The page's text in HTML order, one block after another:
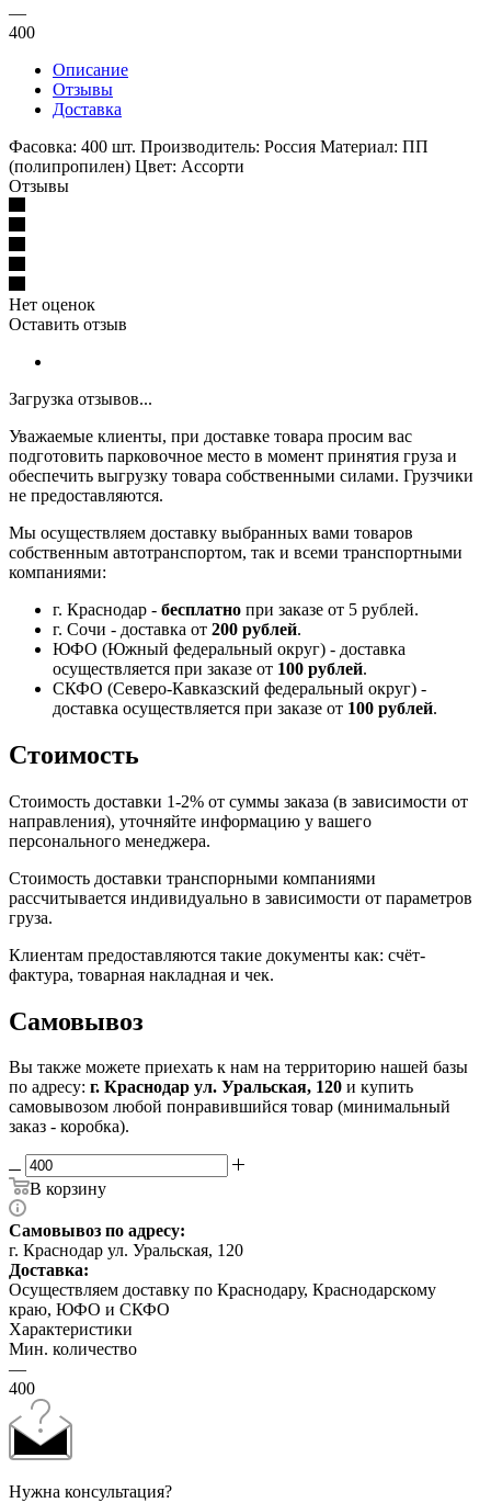
—
400
Описание
Отзывы
Доставка
Фасовка: 400 шт. Производитель: Россия Материал: ПП
(полипропилен) Цвет: Ассорти
Отзывы
Нет оценок
Оставить отзыв
Загрузка отзывов...
Уважаемые клиенты, при доставке товара просим вас
подготовить парковочное место в момент принятия груза и
обеспечить выгрузку товара собственными силами. Грузчики
не предоставляются.
Мы осуществляем доставку выбранных вами товаров
собственным автотранспортом, так и всеми транспортными
компаниями:
г. Краснодар - бесплатно при заказе от 5 рублей.
г. Сочи - доставка от 200 рублей.
ЮФО (Южный федеральный округ) - доставка
осуществляется при заказе от 100 рублей.
СКФО (Северо-Кавказский федеральный округ) -
доставка осуществляется при заказе от 100 рублей.
Стоимость
Стоимость доставки 1-2% от суммы заказа (в зависимости от
направления), уточняйте информацию у вашего
персонального менеджера.
Стоимость доставки транспорными компаниями
рассчитывается индивидуально в зависимости от параметров
груза.
Клиентам предоставляются такие документы как: счёт-
фактура, товарная накладная и чек.
Самовывоз
Вы также можете приехать к нам на территорию нашей базы
по адресу: г. Краснодар ул. Уральская, 120 и купить
самовывозом любой понравившийся товар (минимальный
заказ - коробка).
В корзину
Самовывоз по адресу:
г. Краснодар ул. Уральская, 120
Доставка:
Осуществляем доставку по Краснодару, Краснодарскому
краю, ЮФО и СКФО
Характеристики
Мин. количество
—
400
Нужна консультация?